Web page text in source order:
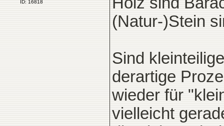
ID: 16818
(Natur-)Stein
Sind
derartige
wieder für
vielleicht